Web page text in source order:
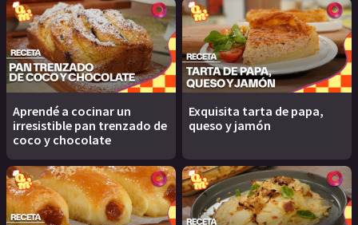
Aprendé a cocinar un
irresistible pan trenzado de
coco y chocolate
Exquisita tarta de papa,
queso y jamón